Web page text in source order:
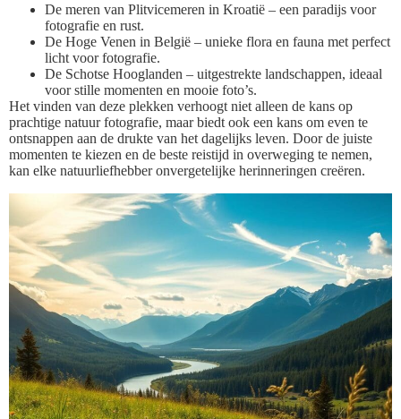
De meren van Plitvicemeren in Kroatië – een paradijs voor
fotografie en rust.
De Hoge Venen in België – unieke flora en fauna met perfect
licht voor fotografie.
De Schotse Hooglanden – uitgestrekte landschappen, ideaal
voor stille momenten en mooie foto’s.
Het vinden van deze plekken verhoogt niet alleen de kans op
prachtige natuur fotografie, maar biedt ook een kans om even te
ontsnappen aan de drukte van het dagelijks leven. Door de juiste
momenten te kiezen en de beste reistijd in overweging te nemen,
kan elke natuurliefhebber onvergetelijke herinneringen creëren.